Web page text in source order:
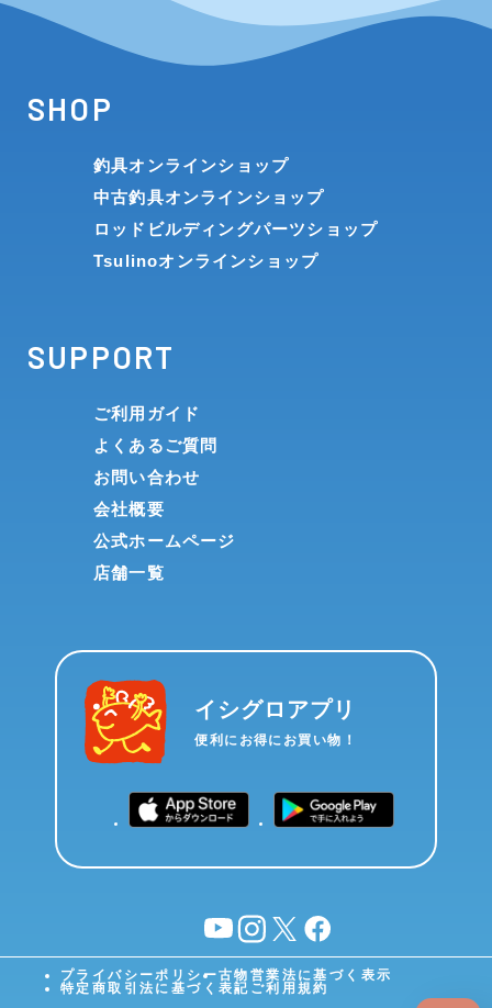
SHOP
釣具オンラインショップ
中古釣具オンラインショップ
ロッドビルディングパーツショップ
Tsulinoオンラインショップ
SUPPORT
ご利用ガイド
よくあるご質問
お問い合わせ
会社概要
公式ホームページ
店舗一覧
イシグロアプリ
便利にお得にお買い物！
YouTubeinstagram
X facebook
プライバシーポリシー古物営業法に基づく表示
特定商取引法に基づく表記 ご利用規約